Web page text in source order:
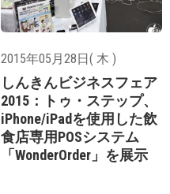
2015年05月28日( 木 )
しんきんビジネスフェア
2015：トゥ・ステップ、
iPhone/iPadを使用した飲
食店専用POSシステム
「WonderOrder」を展示